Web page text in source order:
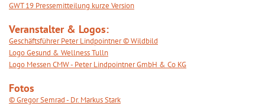
GWT 19 Pressemitteilung kurze Version
Veranstalter & Logos:
Geschäftsführer Peter Lindpointner © Wildbild
Logo Gesund & Wellness Tulln
Logo Messen CMW - Peter Lindpointner GmbH & Co KG
Fotos
© Gregor Semrad - Dr. Markus Stark